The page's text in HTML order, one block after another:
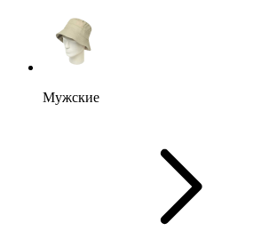
Мужские